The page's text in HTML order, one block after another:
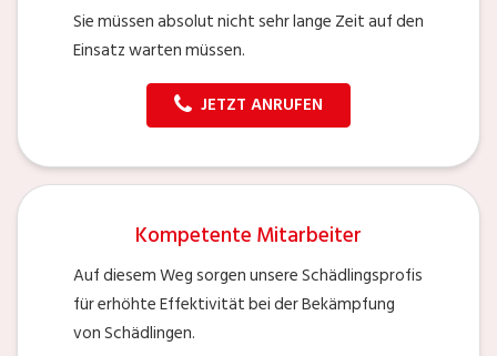
Sie müssen absolut nicht sehr lange Zeit auf den
Einsatz warten müssen.
JETZT ANRUFEN
Kompetente Mitarbeiter
Auf diesem Weg sorgen unsere Schädlingsprofis
für erhöhte Effektivität bei der Bekämpfung
von Schädlingen.